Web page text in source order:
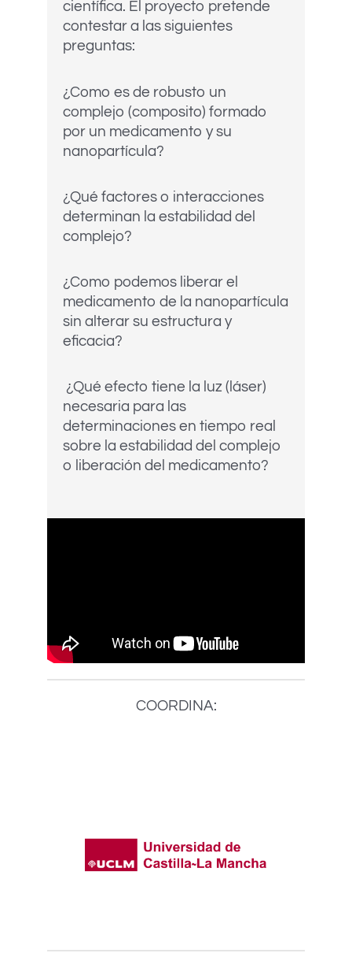
científica. El proyecto pretende
contestar a las siguientes
preguntas:
¿Como es de robusto un
complejo (composito) formado
por un medicamento y su
nanopartícula?
¿Qué factores o interacciones
determinan la estabilidad del
complejo?
¿Como podemos liberar el
medicamento de la nanopartícula
sin alterar su estructura y
eficacia?
¿Qué efecto tiene la luz (láser)
necesaria para las
determinaciones en tiempo real
sobre la estabilidad del complejo
o liberación del medicamento?
COORDINA: